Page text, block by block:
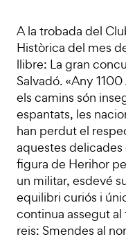
A la trobada del
Històrica del mes
llibre: La gran
Salvadó. «Any
els camins són
espantats, les
han perdut el
aquestes
figura de Herihor
un militar, esdevé
equilibri curiós i
continua assegut
reis: Smendes al